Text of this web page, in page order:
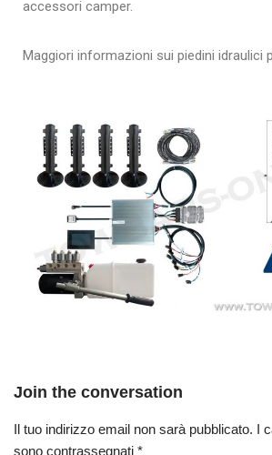
accessori camper.
Maggiori informazioni sui piedini idraulici
Join the conversation
Il tuo indirizzo email non sarà pubblicato. I
sono contrassegnati *